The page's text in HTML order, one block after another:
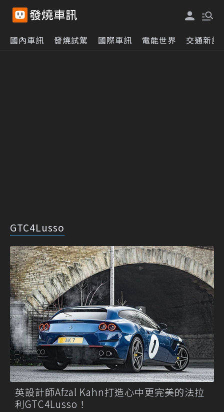
國內車訊 發燒試駕 國際車訊 電能世界 交通新訊
GTC4Lusso
英設計師Afzal Kahn打造心中更完美的法拉
利GTC4Lusso！